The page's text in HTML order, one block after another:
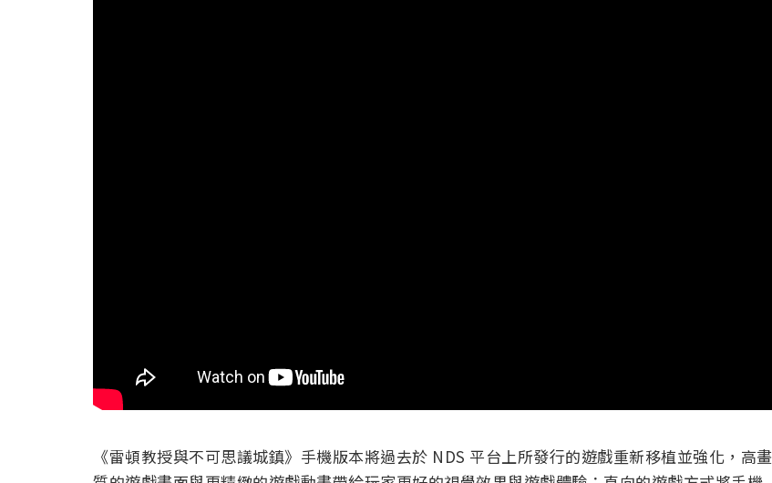
《雷頓教授與不可思議城鎮》手機版本將過去於 NDS 平台上所發行的遊戲重新移植並強化，高畫